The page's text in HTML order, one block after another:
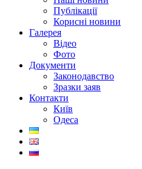
Публікації
Корисні новини
Галерея
Відео
Фото
Документи
Законодавство
Зразки заяв
Контакти
Київ
Одеса